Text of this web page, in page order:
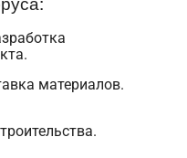
материалов.